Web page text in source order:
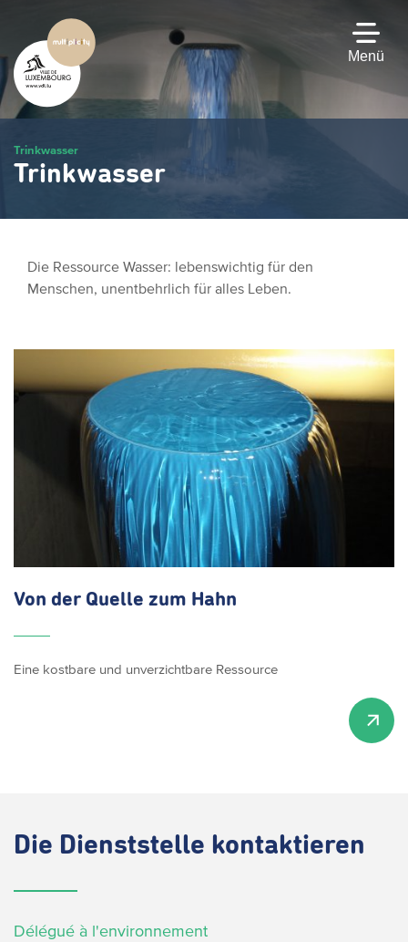
Hauptinhalt
gehen
Menü
Trinkwasser
Trinkwasser
Die Ressource Wasser: lebenswichtig für den
Menschen, unentbehrlich für alles Leben.
Von der Quelle zum Hahn
Eine kostbare und unverzichtbare Ressource
Die Dienststelle kontaktieren
Délégué à l'environnement